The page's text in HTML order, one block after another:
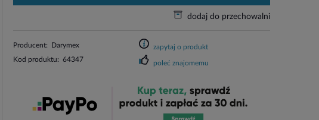
dodaj do przechowalni
Producent:
Darymex
Kod produktu:
64347
zapytaj o produkt
poleć znajomemu